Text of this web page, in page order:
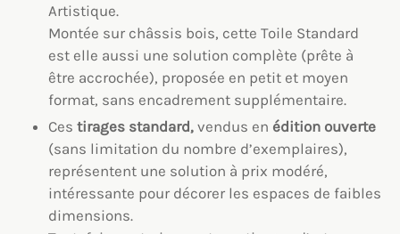
Artistique.
Montée sur châssis bois, cette Toile Standard
est elle aussi une solution complète (prête à
être accrochée), proposée en petit et moyen
format, sans encadrement supplémentaire.
Ces tirages standard, vendus en édition ouverte
(sans limitation du nombre d’exemplaires),
représentent une solution à prix modéré,
intéressante pour décorer les espaces de faibles
dimensions.